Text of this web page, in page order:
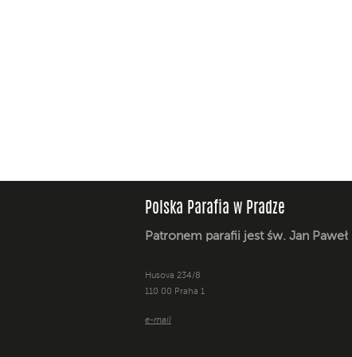
Polska Parafia w Pradze
Patronem parafii jest św. Jan Paweł II
Husova 234/8
110 00 Praha 1
e-mail